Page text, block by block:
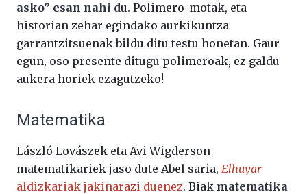
asko” esan nahi du. Polimero-motak, eta
historian zehar egindako aurkikuntza
garrantzitsuenak bildu ditu testu honetan. Gaur
egun, oso presente ditugu polimeroak, ez galdu
aukera horiek ezagutzeko!
Matematika
László Lovászek eta Avi Wigderson
matematikariek jaso dute Abel saria, Elhuyar
aldizkariak jakinarazi duenez. Biak matematika